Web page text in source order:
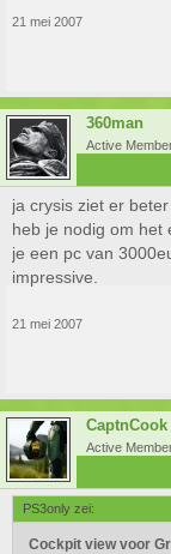
21 mei 2007
360man
Active
ja crysis ziet er
heb je nodig om het
je een pc van
impressive.
21 mei 2007
CaptnCook
Active
PS3only zei:
Cockpit view voor